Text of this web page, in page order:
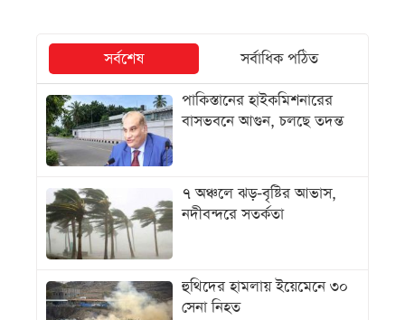
সর্বশেষ
সর্বাধিক পঠিত
পাকিস্তানের হাইকমিশনারের
বাসভবনে আগুন, চলছে তদন্ত
৭ অঞ্চলে ঝড়-বৃষ্টির আভাস,
নদীবন্দরে সতর্কতা
হুথিদের হামলায় ইয়েমেনে ৩০
সেনা নিহত